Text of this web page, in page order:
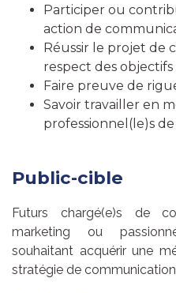
Participer ou
action de
Réussir le projet de
respect des
Faire preuve de
Savoir travailler en
professionnel(le)s
Public-cible
Futurs chargé(e)s de
marketing ou
souhaitant acquérir une
stratégie de